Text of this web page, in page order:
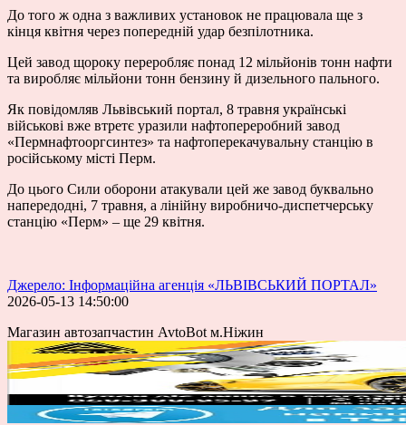
До того ж одна з важливих установок не працювала ще з
кінця квітня через попередній удар безпілотника.
Цей завод щороку переробляє понад 12 мільйонів тонн нафти
та виробляє мільйони тонн бензину й дизельного пального.
Як повідомляв Львівський портал, 8 травня українські
військові вже втретє уразили нафтопереробний завод
«Пермнафтооргсинтез» та нафтоперекачувальну станцію в
російському місті Перм.
До цього Сили оборони атакували цей же завод буквально
напередодні, 7 травня, а лінійну виробничо-диспетчерську
станцію «Перм» – ще 29 квітня.
Джерело: Інформаційна агенція «ЛЬВІВСЬКИЙ ПОРТАЛ»
2026-05-13 14:50:00
Магазин автозапчастин AvtoBot м.Ніжин